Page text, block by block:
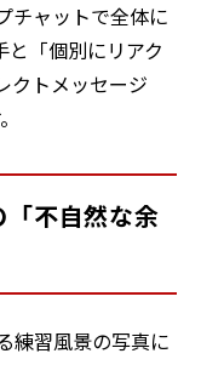
チャットで全体に
「個別にリアク
クトメッセージ
不自然な余
練習風景の写真に